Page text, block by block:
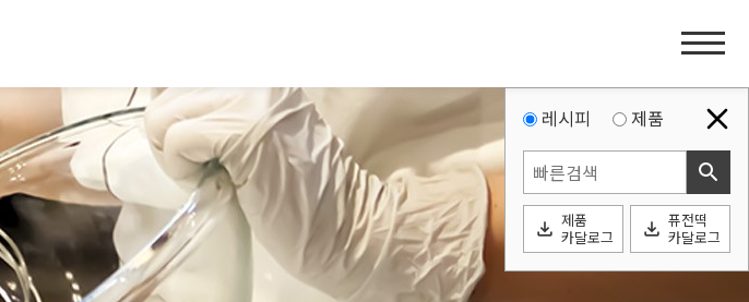
홈
이
게
이
션
레시피 제품
search
file_download 제품
카달로그
file_download 퓨전떡
카달로그